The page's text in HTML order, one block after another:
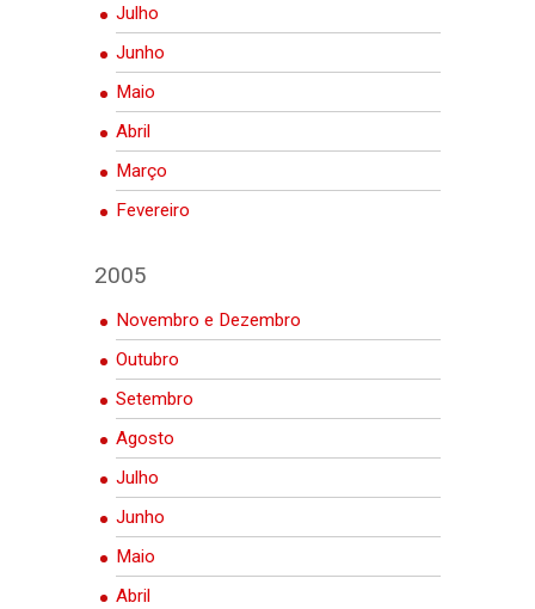
Julho
Junho
Maio
Abril
Março
Fevereiro
2005
Novembro e Dezembro
Outubro
Setembro
Agosto
Julho
Junho
Maio
Abril